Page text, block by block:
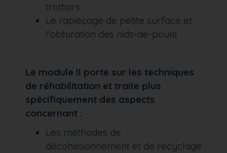
trottoirs
Le rapiéçage de petite surface et
l’obturation des nids-de-poule
Le module II porte sur les techniques
de réhabilitation et traite plus
spécifiquement des aspects
concernant :
Les méthodes de
décohésionnement et de recyclage